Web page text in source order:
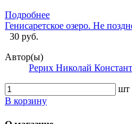
Подробнее
Генисаретское озеро. Не
30 руб.
Автор(ы)
Рерих Николай
шт
В корзину